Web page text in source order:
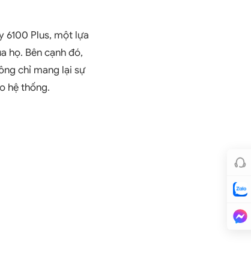
6100 Plus, một lựa
họ. Bên cạnh đó,
chỉ mang lại sự
hệ thống.